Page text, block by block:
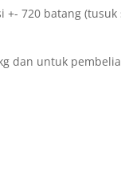
720 batang
dan untuk